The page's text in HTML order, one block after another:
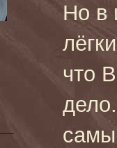
Но в
что